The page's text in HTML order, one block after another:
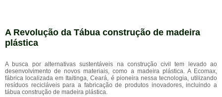
A Revolução da Tábua construção de madeira
plástica
A busca por alternativas sustentáveis na construção civil tem levado ao
desenvolvimento de novos materiais, como a madeira plástica. A Ecomax,
fábrica localizada em Itaitinga, Ceará, é pioneira nessa tecnologia, utilizando
resíduos recicláveis para a fabricação de produtos inovadores, incluindo a
tábua construção de madeira plástica.